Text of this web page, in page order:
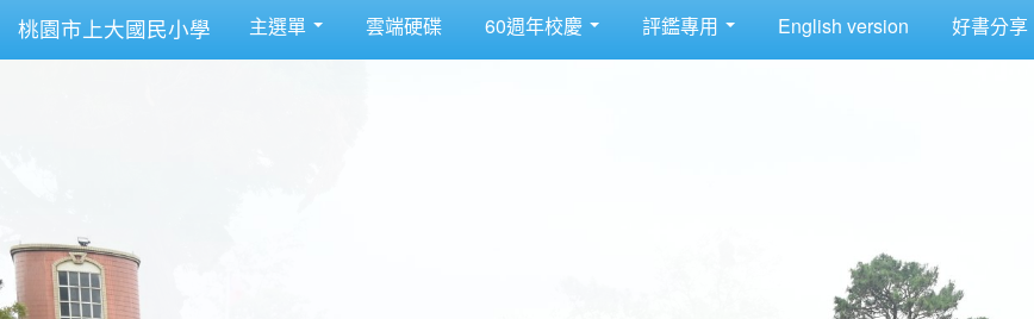
桃園市上大國民小學 主選單 雲端硬碟 60週年校慶 評鑑專用 English version 好書分享